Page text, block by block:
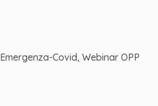
Emergenza-Covid, Webinar OPP